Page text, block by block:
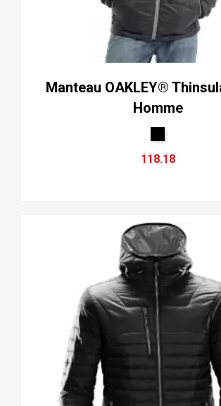
Manteau OAKLEY®
Homme
118.18